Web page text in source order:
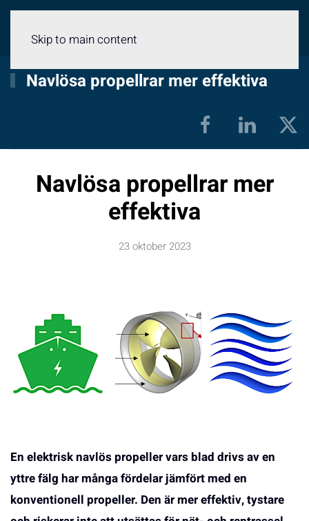
Skip to main content
Navlösa propellrar mer effektiva
Navlösa propellrar mer
effektiva
23 oktober 2023
En elektrisk navlös propeller vars blad drivs av en
yttre fälg har många fördelar jämfört med en
konventionell propeller. Den är mer effektiv, tystare